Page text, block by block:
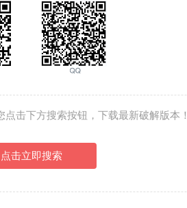
击下方搜索按钮，下载最新破解版本！
点击立即搜索